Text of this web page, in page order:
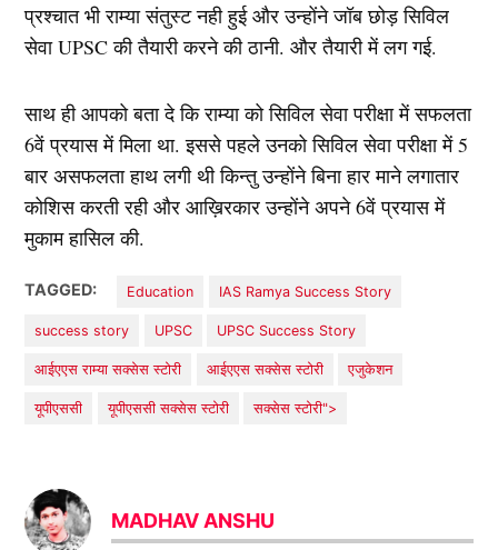
प्रश्चात भी राम्या संतुस्ट नही हुई और उन्होंने जॉब छोड़ सिविल
सेवा UPSC की तैयारी करने की ठानी. और तैयारी में लग गई.
साथ ही आपको बता दे कि राम्या को सिविल सेवा परीक्षा में सफलता
6वें प्रयास में मिला था. इससे पहले उनको सिविल सेवा परीक्षा में 5
बार असफलता हाथ लगी थी किन्तु उन्होंने बिना हार माने लगातार
कोशिस करती रही और आख़िरकार उन्होंने अपने 6वें प्रयास में
मुकाम हासिल की.
TAGGED: Education IAS ​Ramya Success Story
success story UPSC UPSC Success Story
आईएएस ​राम्या सक्सेस स्टोरी ​आईएएस सक्सेस स्टोरी एजुकेशन
यूपीएससी यूपीएससी सक्सेस स्टोरी सक्सेस स्टोरी">
MADHAV ANSHU